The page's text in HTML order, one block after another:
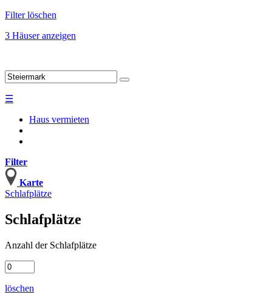
Filter löschen
3 Häuser anzeigen
☰
Haus vermieten
Filter
Karte
Schlafplätze
Schlafplätze
Anzahl der Schlafplätze
löschen